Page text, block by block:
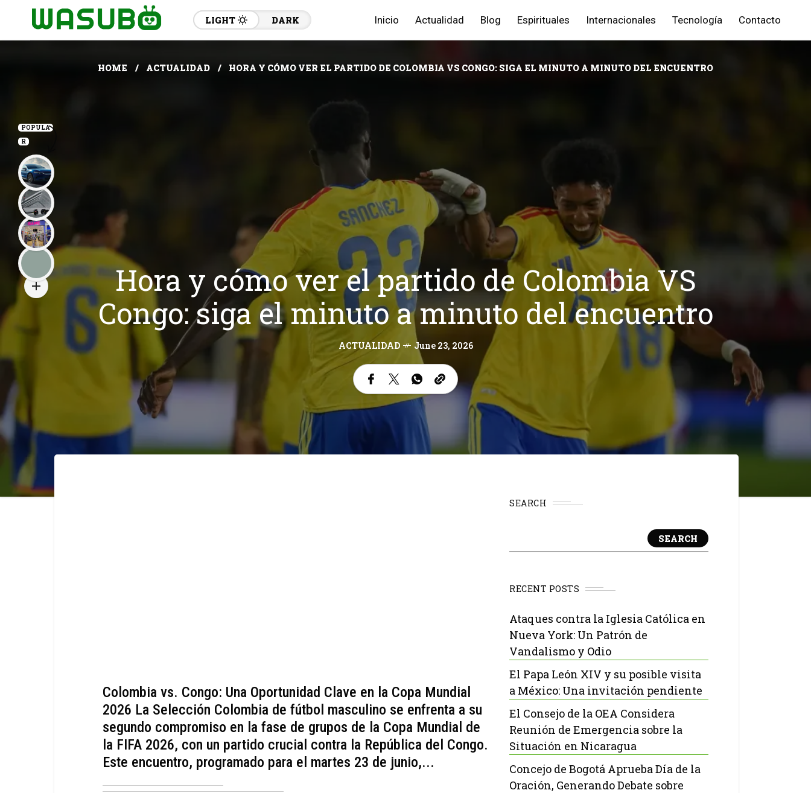
LIGHT DARK Inicio Actualidad Blog Espirituales Internacionales Tecnología Contacto
HOME ACTUALIDAD HORA Y CÓMO VER EL PARTIDO DE COLOMBIA VS CONGO: SIGA EL MINUTO A MINUTO DEL ENCUENTRO
Hora y cómo ver el partido de Colombia VS
Congo: siga el minuto a minuto del encuentro
ACTUALIDAD June 23, 2026
Colombia vs. Congo: Una Oportunidad Clave en la Copa Mundial
2026 La Selección Colombia de fútbol masculino se enfrenta a su
segundo compromiso en la fase de grupos de la Copa Mundial de
la FIFA 2026, con un partido crucial contra la República del Congo.
Este encuentro, programado para el martes 23 de junio,...
SEARCH
SEARCH
RECENT POSTS
Ataques contra la Iglesia Católica en
Nueva York: Un Patrón de
Vandalismo y Odio
El Papa León XIV y su posible visita
a México: Una invitación pendiente
El Consejo de la OEA Considera
Reunión de Emergencia sobre la
Situación en Nicaragua
Concejo de Bogotá Aprueba Día de la
Oración, Generando Debate sobre
POPULA
R